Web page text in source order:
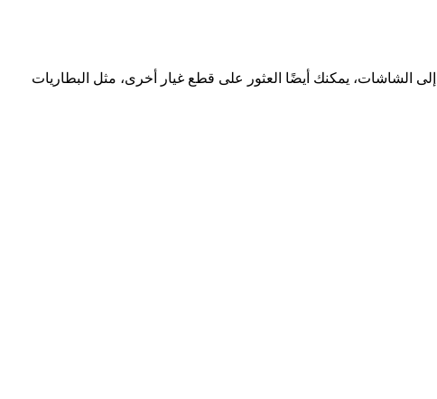
إلى الشاشات، يمكنك أيضًا العثور على قطع غيار أخرى، مثل البطاريات